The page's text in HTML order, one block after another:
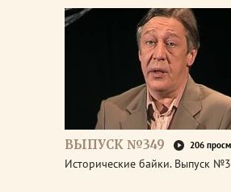
ВЫПУСК №349 206
Исторические байки. Выпуск